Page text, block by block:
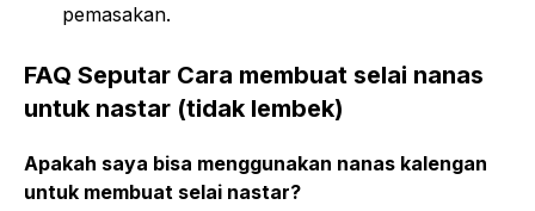
pemasakan.
FAQ Seputar Cara membuat selai nanas
untuk nastar (tidak lembek)
Apakah saya bisa menggunakan nanas kalengan
untuk membuat selai nastar?